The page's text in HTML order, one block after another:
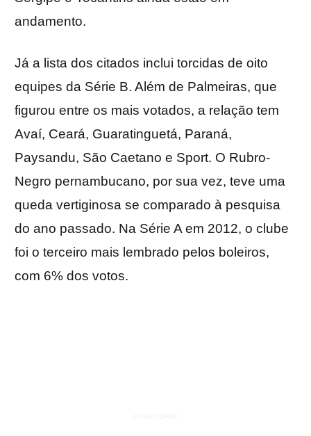
andamento.
Já a lista dos citados inclui torcidas de oito
equipes da Série B. Além de Palmeiras, que
figurou entre os mais votados, a relação tem
Avaí, Ceará, Guaratinguetá, Paraná,
Paysandu, São Caetano e Sport. O Rubro-
Negro pernambucano, por sua vez, teve uma
queda vertiginosa se comparado à pesquisa
do ano passado. Na Série A em 2012, o clube
foi o terceiro mais lembrado pelos boleiros,
com 6% dos votos.